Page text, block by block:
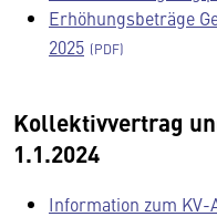
Erhöhungsbeträge
2025
Kollektivvertrag
1.1.2024
Information zum